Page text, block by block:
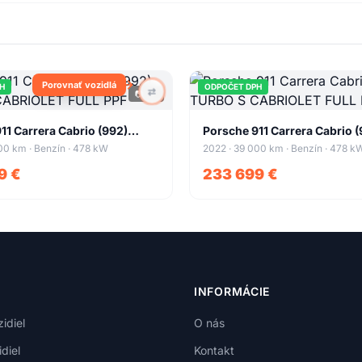
📷 93
+89
Carrera Cabrio (992)
FULL PPF
km · Benzín · 478 kW
€
⇄
Porovnať vozidlá ODPOČET DPH
+86
Porsche 911 Carrera Cabrio
TURBO S CABRIOLET FULL
2022 · 39 000 km · Benzín · 478
233 699 €
INFORMÁCIE
O nás
Kontakt